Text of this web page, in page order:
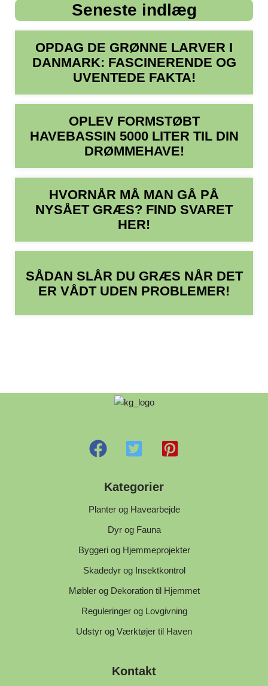
Seneste indlæg
OPDAG DE GRØNNE LARVER I
DANMARK: FASCINERENDE OG
UVENTEDE FAKTA!
OPLEV FORMSTØBT
HAVEBASSIN 5000 LITER TIL DIN
DRØMMEHAVE!
HVORNÅR MÅ MAN GÅ PÅ
NYSÅET GRÆS? FIND SVARET
HER!
SÅDAN SLÅR DU GRÆS NÅR DET
ER VÅDT UDEN PROBLEMER!
Kategorier
Planter og Havearbejde
Dyr og Fauna
Byggeri og Hjemmeprojekter
Skadedyr og Insektkontrol
Møbler og Dekoration til Hjemmet
Reguleringer og Lovgivning
Udstyr og Værktøjer til Haven
Kontakt